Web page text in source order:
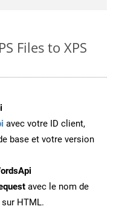
Files to XPS
avec votre ID client,
base et votre version
avec le nom de
HTML.